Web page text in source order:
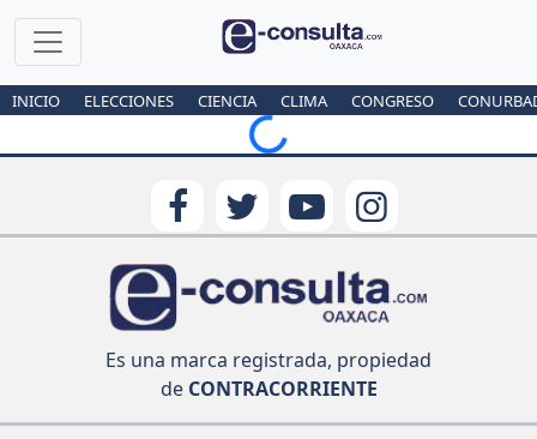
INICIO ELECCIONES CIENCIA CLIMA CONGRESO
Loading...
Es una marca registrada, propiedad
deCONTRACORRIENTE